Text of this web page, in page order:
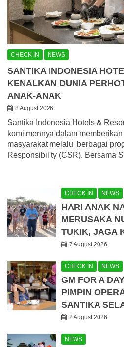
CHECK IN NEWS
SANTIKA INDONESIA
KENALKAN DUNIA
ANAK-ANAK
8 August 2026
Santika Indonesia Hotels &
komitmennya dalam
masyarakat melalui berbagai
Responsibility (CSR). Bersama
CHECK IN NEWS
HARI ANAK
MERUSAKA
TUKIK, JAGA
7 August 2026
CHECK IN NEWS
GM FOR A
PIMPIN
SANTIKA
2 August 2026
NEWS